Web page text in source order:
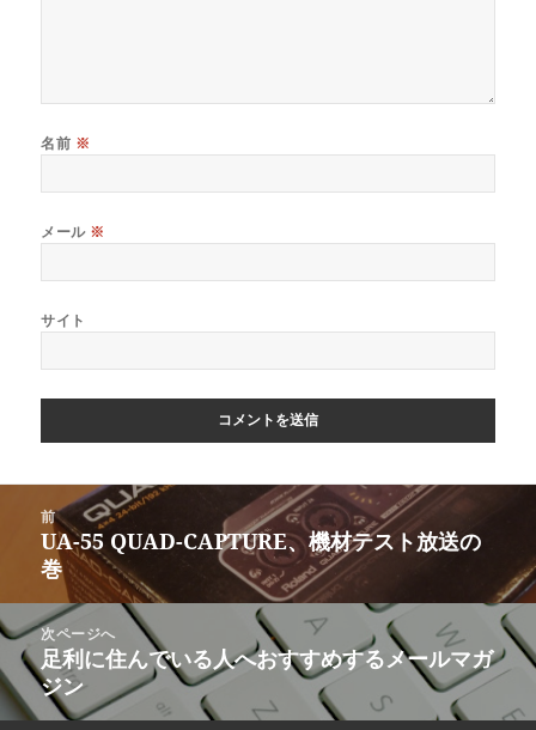
名前 ※
メール ※
サイト
前
UA-55 QUAD-CAPTURE、機材テスト放送の
巻
次ページへ
足利に住んでいる人へおすすめするメールマガ
ジン